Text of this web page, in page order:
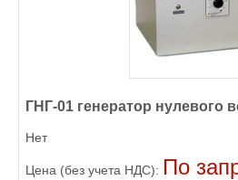
ГНГ-01 генератор нулевого
Нет
Цена (без учета НДС): По